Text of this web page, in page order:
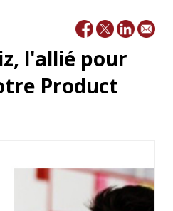
l'allié pour
Product